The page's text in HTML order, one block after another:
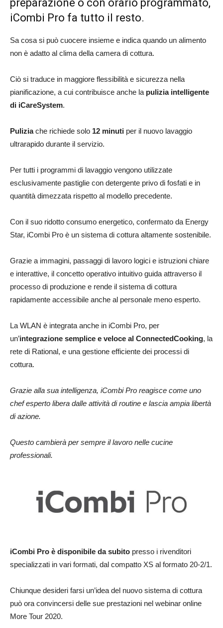
preparazione o con orario programmato,
iCombi Pro fa tutto il resto.
Sa cosa si può cuocere insieme e indica quando un alimento
non è adatto al clima della camera di cottura.
Ciò si traduce in maggiore flessibilità e sicurezza nella
pianificazione, a cui contribuisce anche la pulizia intelligente
di iCareSystem.
Puliziache richiede solo 12 minuti per il nuovo lavaggio
ultrarapido durante il servizio.
Per tutti i programmi di lavaggio vengono utilizzate
esclusivamente pastiglie con detergente privo di fosfati e in
quantità dimezzata rispetto al modello precedente.
Con il suo ridotto consumo energetico, confermato da Energy
Star, iCombi Pro è un sistema di cottura altamente sostenibile.
Grazie a immagini, passaggi di lavoro logici e istruzioni chiare
e interattive, il concetto operativo intuitivo guida attraverso il
processo di produzione e rende il sistema di cottura
rapidamente accessibile anche al personale meno esperto.
La WLAN è integrata anche in iCombi Pro, per
un’integrazione semplice e veloce al ConnectedCooking, la
rete di Rational, e una gestione efficiente dei processi di
cottura.
Grazie alla sua intelligenza, iCombi Pro reagisce come uno
chef esperto libera dalle attività di routine e lascia ampia libertà
di azione.
Questo cambierà per sempre il lavoro nelle cucine
professionali.
iCombi Pro è disponibile da subito presso i rivenditori
specializzati in vari formati, dal compatto XS al formato 20-2/1.
Chiunque desideri farsi un’idea del nuovo sistema di cottura
può ora convincersi delle sue prestazioni nel webinar online
More Tour 2020.